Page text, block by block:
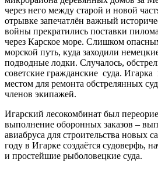
через него между старой и новой
отрывке запечатлён важный
войны прекратились поставки
через Карское море. Слишком
морской путь, куда заходили
подводные лодки. Случалось,
советские гражданские суда. Игарка
местом для ремонта обстрелянных
членов экипажей.
Игарский лесокомбинат был
выполнение оборонных заказов –
авиабруса для строительства новых
году в Игарке создаётся судоверфь,
и простейшие рыболовецкие суда.